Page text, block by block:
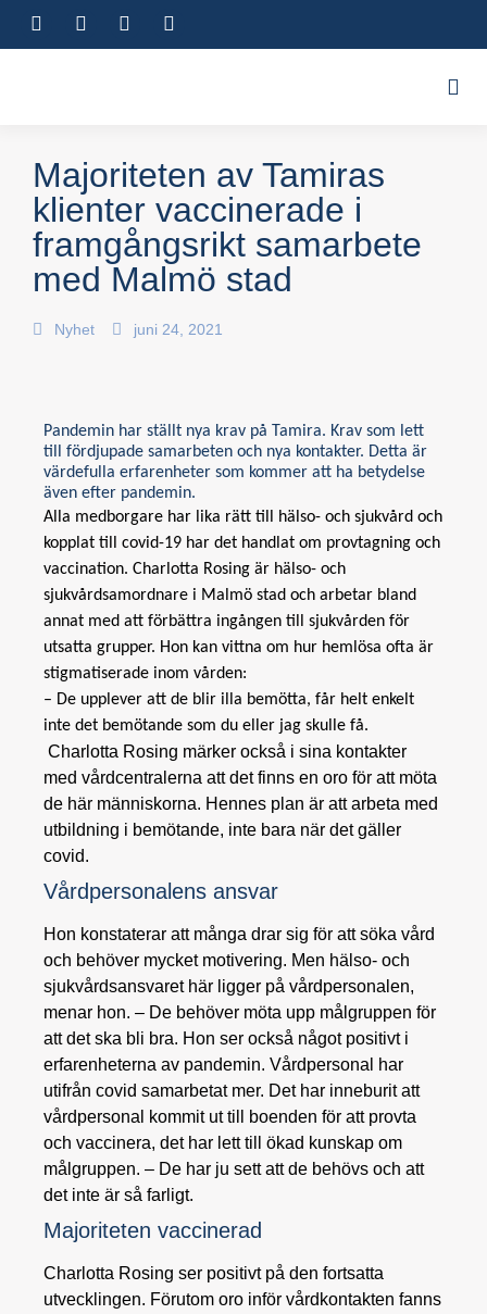
Majoriteten av Tamiras
klienter vaccinerade i
framgångsrikt samarbete
med Malmö stad
Nyhet juni 24, 2021
Pandemin har ställt nya krav på Tamira. Krav som lett
till fördjupade samarbeten och nya kontakter. Detta är
värdefulla erfarenheter som kommer att ha betydelse
även efter pandemin.
Alla medborgare har lika rätt till hälso- och sjukvård och
kopplat till covid-19 har det handlat om provtagning och
vaccination. Charlotta Rosing är hälso- och
sjukvårdsamordnare i Malmö stad och arbetar bland
annat med att förbättra ingången till sjukvården för
utsatta grupper. Hon kan vittna om hur hemlösa ofta är
stigmatiserade inom vården:
– De upplever att de blir illa bemötta, får helt enkelt
inte det bemötande som du eller jag skulle få.
Charlotta Rosing märker också i sina kontakter
med vårdcentralerna att det finns en oro för att möta
de här människorna. Hennes plan är att arbeta med
utbildning i bemötande, inte bara när det gäller
covid.
Vårdpersonalens ansvar
Hon konstaterar att många drar sig för att söka vård
och behöver mycket motivering. Men hälso- och
sjukvårdsansvaret här ligger på vårdpersonalen,
menar hon. – De behöver möta upp målgruppen för
att det ska bli bra. Hon ser också något positivt i
erfarenheterna av pandemin. Vårdpersonal har
utifrån covid samarbetat mer. Det har inneburit att
vårdpersonal kommit ut till boenden för att provta
och vaccinera, det har lett till ökad kunskap om
målgruppen. – De har ju sett att de behövs och att
det inte är så farligt.
Majoriteten vaccinerad
Charlotta Rosing ser positivt på den fortsatta
utvecklingen. Förutom oro inför vårdkontakten fanns